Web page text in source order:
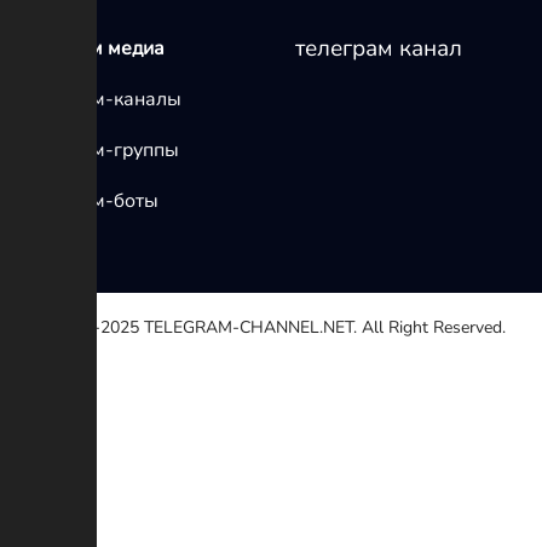
телеграм медиа
Телеграм-каналы
Телеграм-группы
Телеграм-боты
телеграм канал
© 2020-2025 TELEGRAM-CHANNEL.NET. All Right Reserved.